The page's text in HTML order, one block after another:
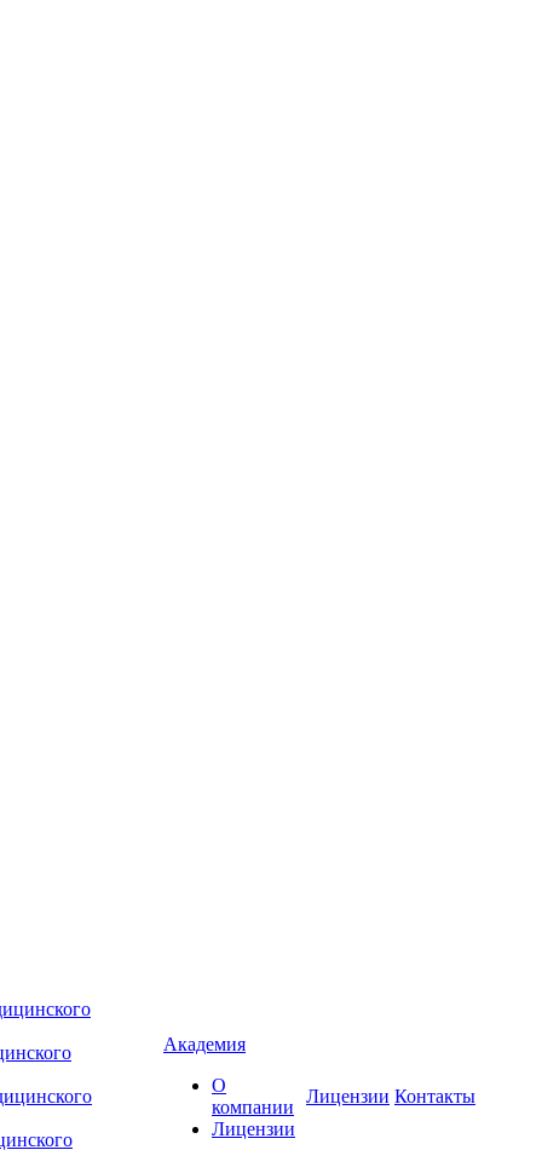
Академия
О
компании
Лицензии
Лицензии Контакты